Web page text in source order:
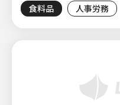
食料品 人事労務